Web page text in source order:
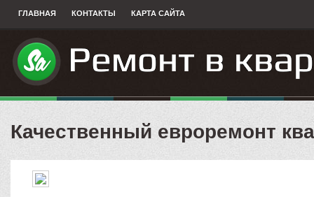
ГЛАВНАЯ КОНТАКТЫ КАРТА САЙТА
Качественный евроремонт